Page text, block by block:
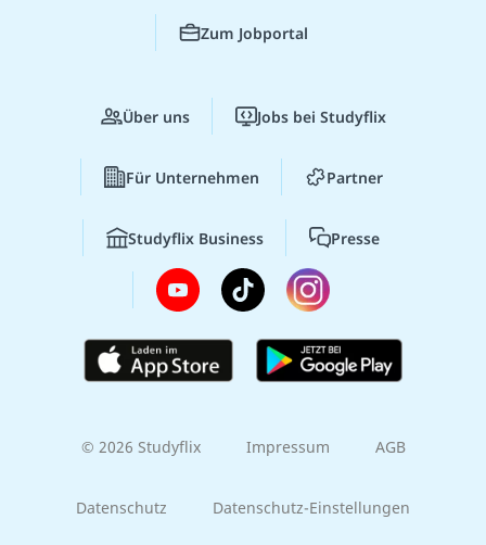
Zum Jobportal
Über uns Jobs bei Studyflix
Für Unternehmen Partner
Studyflix Business Presse
© 2026 Studyflix Impressum AGB
Datenschutz Datenschutz-Einstellungen